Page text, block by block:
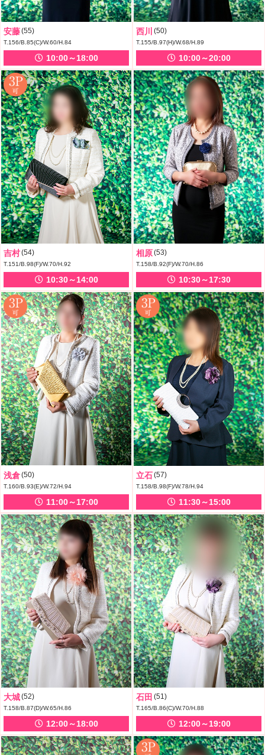
安藤(55)
T.156/B.85(C)/W.60/H.84
10:00～18:00
西川 (50)
T.155/B.97(H)/W.68/H.89
10:00～20:00
吉村(54)
T.151/B.98(F)/W.70/H.92
10:30～14:00
相原(53)
T.158/B.92(F)/W.70/H.86
10:30～17:30
浅倉(50)
T.160/B.93(E)/W.72/H.94
11:00～17:00
立石(57)
T.158/B.98(F)/W.78/H.94
11:30～15:00
大城(52)
T.158/B.87(D)/W.65/H.86
12:00～18:00
石田 (51)
T.165/B.86(C)/W.70/H.88
12:00～19:00